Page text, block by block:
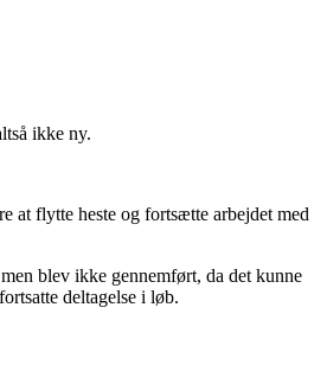
ikke ny.
at flytte heste og fortsætte arbejdet med
blev ikke gennemført, da det kunne
deltagelse i løb.